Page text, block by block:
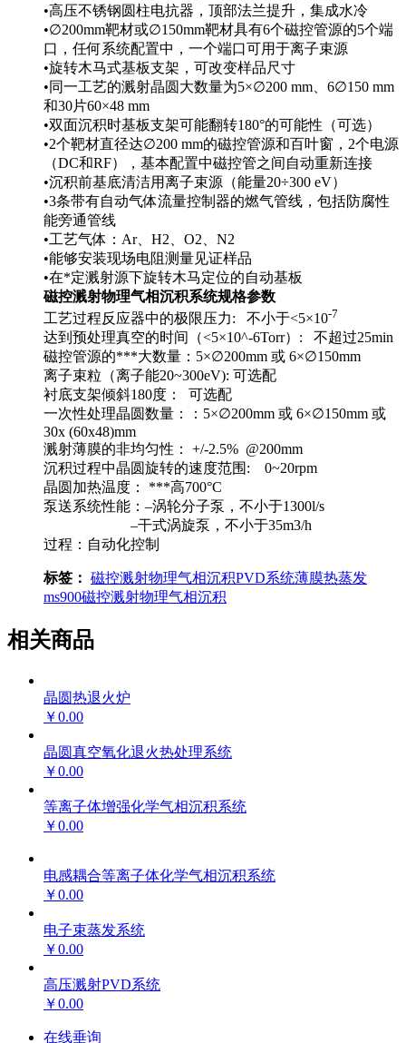
•高压不锈钢圆柱电抗器，顶部法兰提升，集成水冷
•∅200mm靶材或∅150mm靶材具有6个磁控管源的5个端
口，任何系统配置中，一个端口可用于离子束源
•旋转木马式基板支架，可改变样品尺寸
•同一工艺的溅射晶圆大数量为5×∅200 mm、6∅150 mm
和30片60×48 mm
•双面沉积时基板支架可能翻转180°的可能性（可选）
•2个靶材直径达∅200 mm的磁控管源和百叶窗，2个电源
（DC和RF），基本配置中磁控管之间自动重新连接
•沉积前基底清洁用离子束源（能量20÷300 eV）
•3条带有自动气体流量控制器的燃气管线，包括防腐性
能旁通管线
•工艺气体：Ar、H2、O2、N2
•能够安装现场电阻测量见证样品
•在*定溅射源下旋转木马定位的自动基板
磁控溅射物理气相沉积系统规格参数
工艺过程反应器中的极限压力: 不小于<5×10-7
达到预处理真空的时间（<5×10^-6Torr）: 不超过25min
磁控管源的***大数量：5×∅200mm 或 6×∅150mm
离子束粒（离子能20~300eV): 可选配
衬底支架倾斜180度： 可选配
一次性处理晶圆数量：：5×∅200mm 或 6×∅150mm 或
30x (60x48)mm
溅射薄膜的非均匀性： +/-2.5% @200mm
沉积过程中晶圆旋转的速度范围: 0~20rpm
晶圆加热温度： ***高700°С
泵送系统性能：–涡轮分子泵，不小于1300l/s
–干式涡旋泵，不小于35m3/h
过程：自动化控制
标签： 磁控溅射物理气相沉积PVD系统薄膜热蒸发
ms900磁控溅射物理气相沉积
相关商品
晶圆热退火炉
￥0.00
晶圆真空氧化退火热处理系统
￥0.00
等离子体增强化学气相沉积系统
￥0.00
电感耦合等离子体化学气相沉积系统
￥0.00
电子束蒸发系统
￥0.00
高压溅射PVD系统
￥0.00
在线垂询